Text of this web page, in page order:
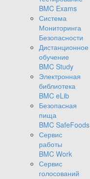
BMC Exams
Система
Мониторинга
Безопасности
Дистанционное
обучение
BMC Study
Электронная
библиотека
BMC eLib
Безопасная
пища
BMC SafeFoods
Сервис
работы
BMC Work
Сервис
голосований